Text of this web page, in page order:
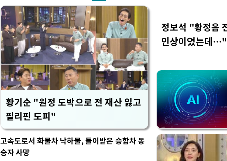
황기순 "원정 도박으로 전 재산 잃고
필리핀 도피"
정보석 "황정음
인상이었는데…"
고속도로서 화물차 낙하물, 들이받은 승합차 동
승자 사망